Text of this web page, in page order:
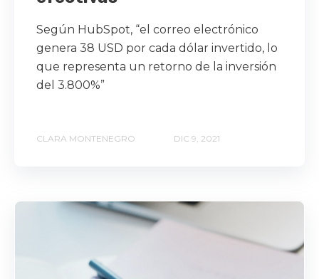
Según HubSpot, “el correo electrónico
genera 38 USD por cada dólar invertido, lo
que representa un retorno de la inversión
del 3.800%”
CLARA MONTENEGRO DIC 9, 2021